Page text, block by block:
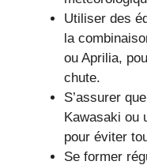
Utiliser des
la
ou Aprilia,
chute.
S’assurer
Kawasaki ou
pour éviter
Se former